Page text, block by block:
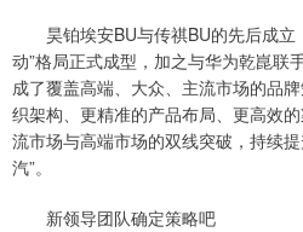
昊铂埃安BU与传祺BU的先后成立
动”格局正式成型，加之与华为乾崑联
成了覆盖高端、大众、主流市场的品
织架构、更精准的产品布局、更高效
流市场与高端市场的双线突破，持续
汽”。
新领导团队确定策略吧